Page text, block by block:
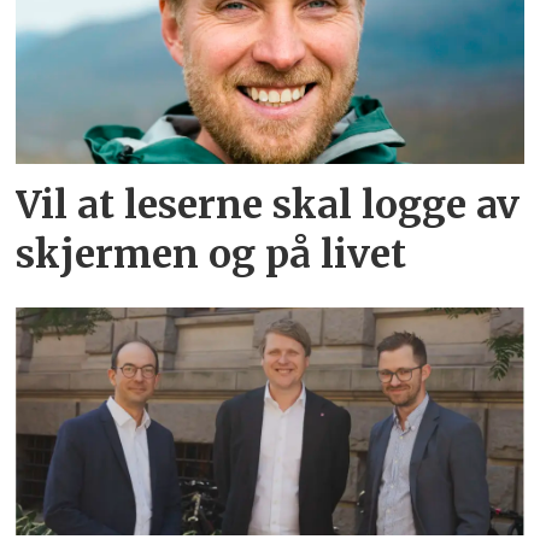
Vil at leserne skal logge av
skjermen og på livet